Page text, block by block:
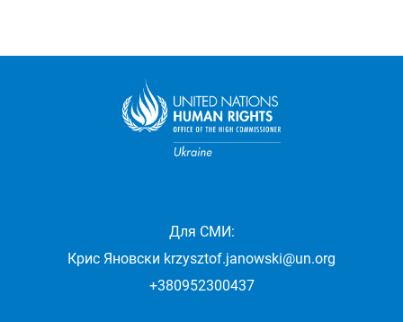
Для СМИ:
Крис Яновски krzysztof.janowski@un.org
+380952300437